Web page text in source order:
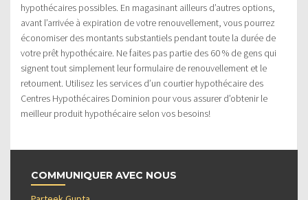
hypothécaires possibles. En magasinant ailleurs d’autres options,
avant l’arrivée à expiration de votre renouvellement, vous pourrez
économiser des montants substantiels pendant toute la durée de
votre prêt hypothécaire. Ne faites pas partie des 60 % de gens qui
signent tout simplement leur formulaire de renouvellement et le
retournent. Utilisez les services d’un courtier hypothécaire des
Centres Hypothécaires Dominion pour vous assurer d’obtenir le
meilleur produit hypothécaire selon vos besoins!
COMMUNIQUER AVEC NOUS